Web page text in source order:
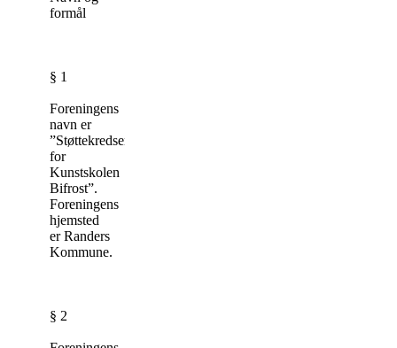
formål
§ 1
Foreningens
navn er
”Støttekredsen
for
Kunstskolen
Bifrost”.
Foreningens
hjemsted
er Randers
Kommune.
§ 2